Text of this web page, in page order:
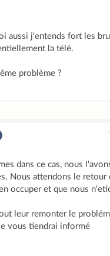
aussi j'entends fort les
la télé.
problème ?
dans ce cas, nous
Nous attendons le retour
occuper et que nous
leur remonter le
vous tiendrai informé